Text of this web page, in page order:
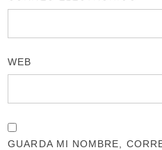
WEB
GUARDA MI NOMBRE,